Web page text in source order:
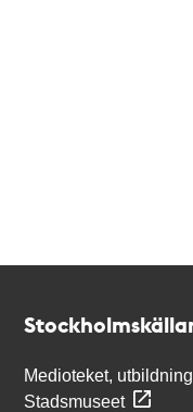
Medioteket,
Stadsmuseet